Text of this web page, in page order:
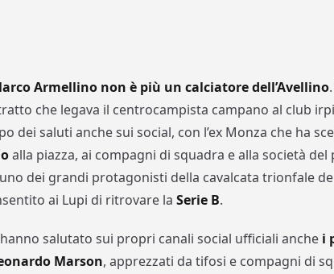
Armellino non è più un calciatore dell’Avellino
che legava il centrocampista campano al club
dei saluti anche sui social, con l’ex Monza che ha
alla piazza, ai compagni di squadra e alla società del
uno dei grandi protagonisti della cavalcata trionfale
ai Lupi di ritrovare laSerie B.
salutato sui propri canali social ufficiali anche i
Marson, apprezzati da tifosi e compagni di